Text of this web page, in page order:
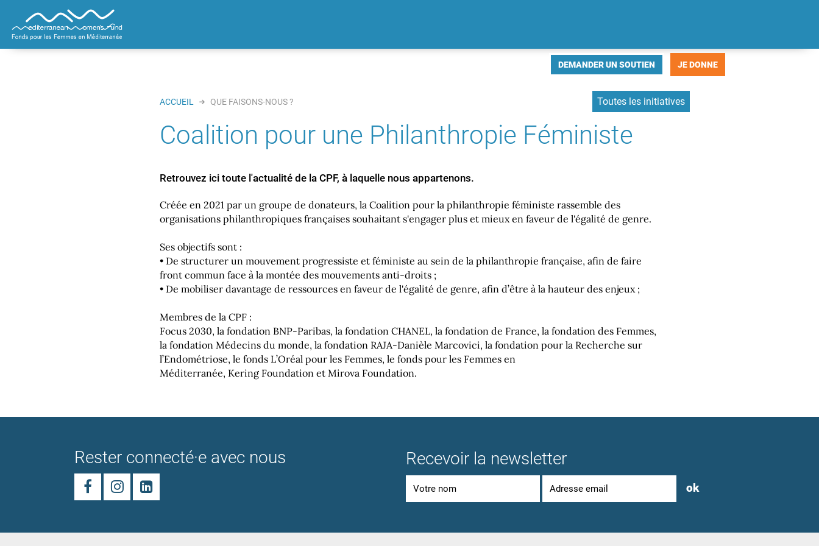

DEMANDER UN SOUTIEN JE DONNE
ACCUEIL  QUE FAISONS-NOUS ? Toutes les initiatives
Coalition pour une Philanthropie Féministe
Retrouvez ici toute l'actualité de la CPF, à laquelle nous appartenons.
Créée en 2021 par un groupe de donateurs, la Coalition pour la philanthropie féministe rassemble des
organisations philanthropiques françaises souhaitant s'engager plus et mieux en faveur de l'égalité de genre.
Ses objectifs sont :
• De structurer un mouvement progressiste et féministe au sein de la philanthropie française, afin de faire
front commun face à la montée des mouvements anti-droits ;
• De mobiliser davantage de ressources en faveur de l'égalité de genre, afin d’être à la hauteur des enjeux ;
Membres de la CPF :
Focus 2030, la fondation BNP-Paribas, la fondation CHANEL, la fondation de France, la fondation des Femmes,
la fondation Médecins du monde, la fondation RAJA-Danièle Marcovici, la fondation pour la Recherche sur
l’Endométriose, le fonds L’Oréal pour les Femmes, le fonds pour les Femmes en
Méditerranée, Kering Foundation et Mirova Foundation.
Rester connecté·e avec nous
  
Recevoir la newsletter
ok